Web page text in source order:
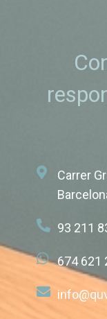
Carrer
93 211
674 621